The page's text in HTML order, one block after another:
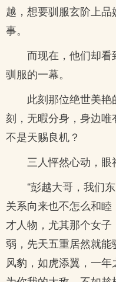
越，想要驯服玄阶上
事。
而现在，他们却看
驯服的一幕。
此刻那位绝世美
刻，无暇分身，身边
不是天赐良机？
三人怦然心动，眼
“彭越大哥，我们
关系向来也不怎么和
才人物，尤其那个女
弱，先天五重居然就
风豹，如虎添翼，一